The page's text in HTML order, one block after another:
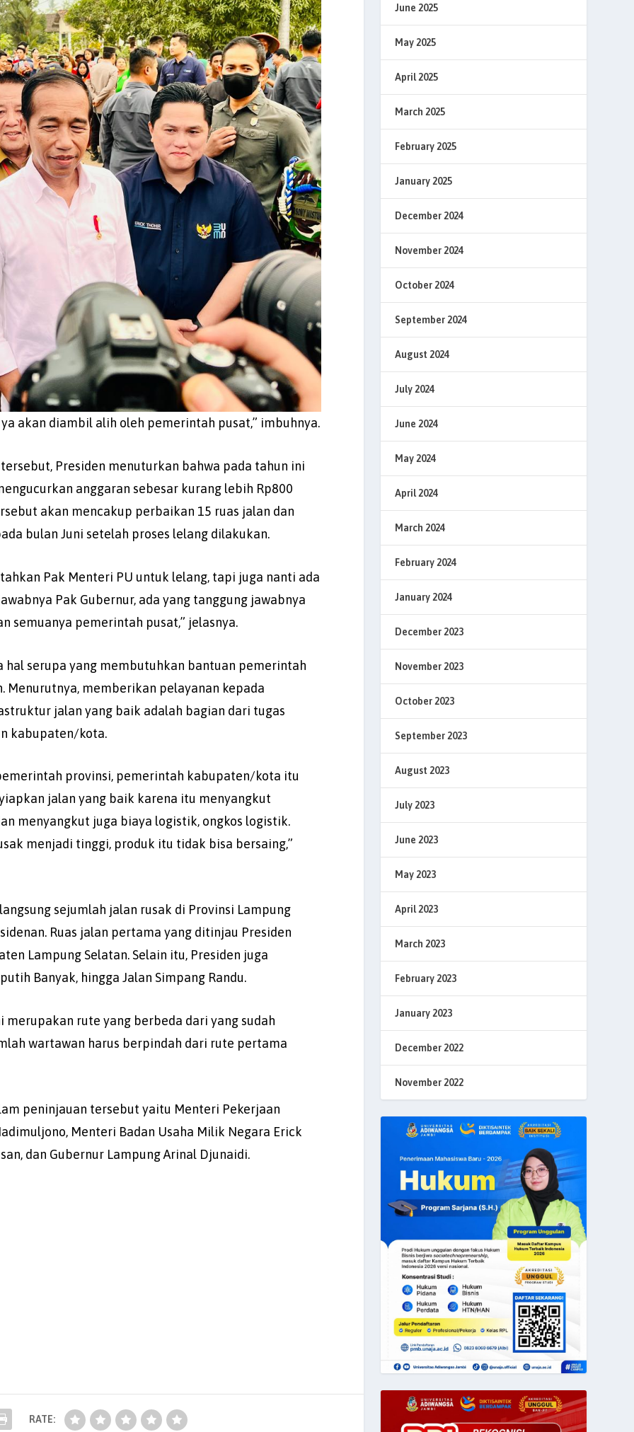
akan diambil alih oleh pemerintah pusat,” imbuhnya.
Presiden menuturkan bahwa pada tahun ini
anggaran sebesar kurang lebih Rp800
akan mencakup perbaikan 15 ruas jalan dan
bulan Juni setelah proses lelang dilakukan.
Pak Menteri PU untuk lelang, tapi juga nanti ada
Pak Gubernur, ada yang tanggung jawabnya
semuanya pemerintah pusat,” jelasnya.
hal serupa yang membutuhkan bantuan pemerintah
Menurutnya, memberikan pelayanan kepada
jalan yang baik adalah bagian dari tugas
kabupaten/kota.
provinsi, pemerintah kabupaten/kota itu
jalan yang baik karena itu menyangkut
menyangkut juga biaya logistik, ongkos logistik.
menjadi tinggi, produk itu tidak bisa bersaing,”
sejumlah jalan rusak di Provinsi Lampung
Ruas jalan pertama yang ditinjau Presiden
Lampung Selatan. Selain itu, Presiden juga
Banyak, hingga Jalan Simpang Randu.
rute yang berbeda dari yang sudah
wartawan harus berpindah dari rute pertama
peninjauan tersebut yaitu Menteri Pekerjaan
Menteri Badan Usaha Milik Negara Erick
dan Gubernur Lampung Arinal Djunaidi.
RATE:
June 2025
May 2025
April 2025
March 2025
February 2025
January 2025
December 2024
November 2024
October 2024
September 2024
August 2024
July 2024
June 2024
May 2024
April 2024
March 2024
February 2024
January 2024
December 2023
November 2023
October 2023
September 2023
August 2023
July 2023
June 2023
May 2023
April 2023
March 2023
February 2023
January 2023
December 2022
November 2022